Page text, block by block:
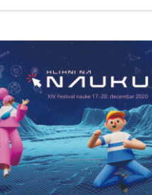
Počeo 14. Festival nauke!
Život i zabava